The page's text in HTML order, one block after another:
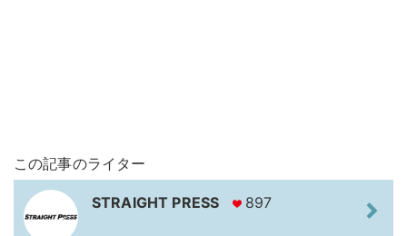
この記事のライター
STRAIGHT PRESS 897